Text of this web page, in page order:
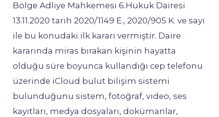
Bölge Adliye Mahkemesi 6.Hukuk Dairesi
13.11.2020 tarih 2020/1149 E., 2020/905 K. ve sayı
ile bu konudaki ilk kararı vermiştir. Daire
kararında miras bırakan kişinin hayatta
olduğu süre boyunca kullandığı cep telefonu
üzerinde iCloud bulut bilişim sistemi
bulunduğunu sistem, fotoğraf, video, ses
kayıtları, medya dosyaları, dokümanlar,